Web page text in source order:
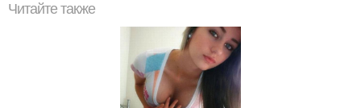
Читайте также